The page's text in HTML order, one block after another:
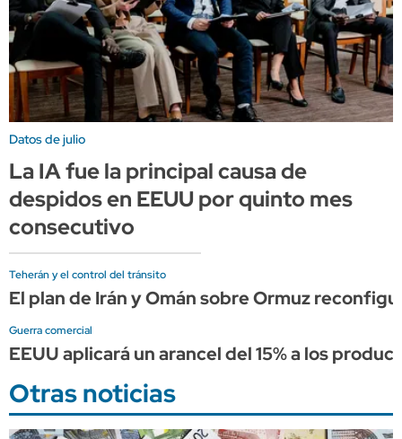
Datos de julio
La IA fue la principal causa de
despidos en EEUU por quinto mes
consecutivo
Teherán y el control del tránsito
El plan de Irán y Omán sobre Ormuz
Guerra comercial
EEUU aplicará un arancel del 15% a los
Otras noticias